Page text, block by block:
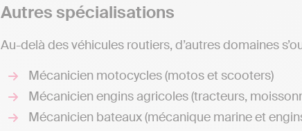
Autres spécialisations
Au-delà des véhicules routiers, d’autres domaines
Mécanicien motocycles (motos et scooters)
Mécanicien engins agricoles (tracteurs,
Mécanicien bateaux (mécanique marine et